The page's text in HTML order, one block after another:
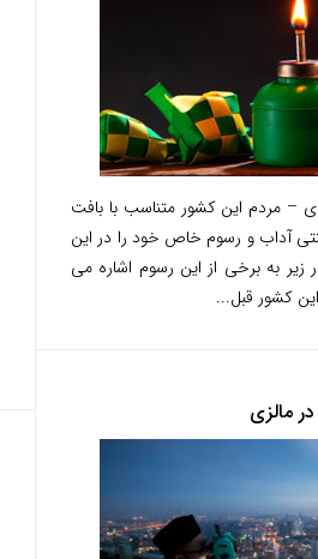
– مردم این کشور متناسب با بافت
آداب و رسوم خاص خود را در این
زیر به برخی از این رسوم اشاره می
مالزی